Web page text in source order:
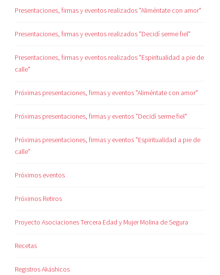
Presentaciones, firmas y eventos realizados "Aliméntate con amor"
Presentaciones, firmas y eventos realizados "Decidí serme fiel"
Presentaciones, firmas y eventos realizados "Espiritualidad a pie de
calle"
Próximas presentaciones, firmas y eventos "Aliméntate con amor"
Próximas presentaciones, firmas y eventos "Decidí serme fiel"
Próximas presentaciones, firmas y eventos "Espiritualidad a pie de
calle"
Próximos eventos
Próximos Retiros
Proyecto Asociaciones Tercera Edad y Mujer Molina de Segura
Recetas
Registros Akáshicos